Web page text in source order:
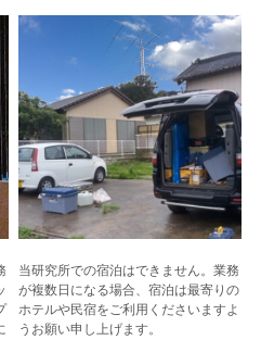
当研究所での宿泊はできません。業務
が複数日になる場合、宿泊は最寄りの
ホテルや民宿をご利用くださいますよ
うお願い申し上げます。